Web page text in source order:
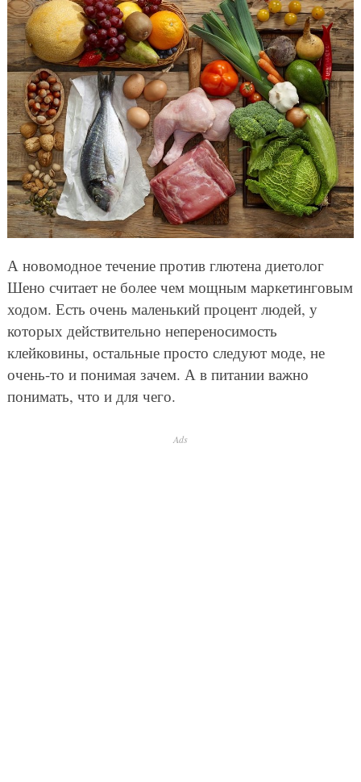
А новомодное течение против глютена диетолог
Шено считает не более чем мощным маркетинговым
ходом. Есть очень маленький процент людей, у
которых действительно непереносимость
клейковины, остальные просто следуют моде, не
очень-то и понимая зачем. А в питании важно
понимать, что и для чего.
Ads